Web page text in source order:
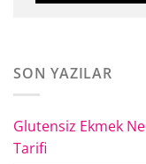
SON YAZILAR
Glutensiz Ekmek
Tarifi